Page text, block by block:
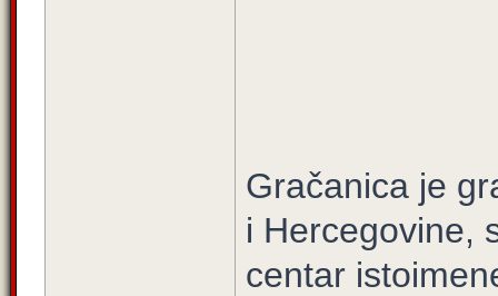
Gračanica je
i Hercegovine,
centar